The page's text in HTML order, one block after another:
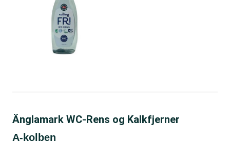
Änglamark WC-Rens og Kalkfjerner
A-kolben